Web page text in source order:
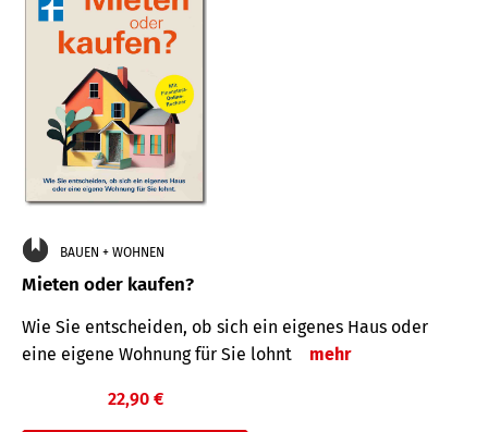
BAUEN + WOHNEN
Mieten oder kaufen?
Wie Sie entscheiden, ob sich ein eigenes Haus oder
eine eigene Wohnung für Sie lohnt
mehr
22,90 €